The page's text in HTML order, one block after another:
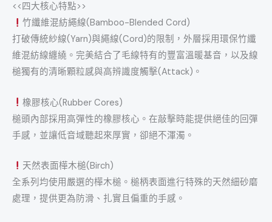
<<四大核心特點>>
竹纖維混紡繩線(Bamboo-Blended Cord)
打破傳統紗線(Yarn)與繩線(Cord)的限制，外層採用環保竹纖
維混紡線纏繞。完美結合了毛線特有的豐富溫暖基音，以及線
槌獨有的清晰顆粒感與高辨識度觸擊(Attack)。
橡膠核心(Rubber Cores)
槌頭內部採用高彈性的橡膠核心。在敲擊時能提供絕佳的回彈
手感，並讓低音域聽起來厚實，卻絕不渾濁。
天然表面樺木槌(Birch)
全系列均使用嚴選的樺木槌。槌柄表面進行特殊的天然細砂磨
處理，提供更為防滑、扎實且偏重的手感。